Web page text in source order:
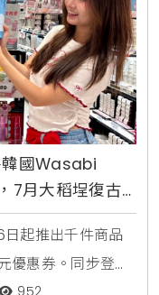
韓國Wasabi
7月大稻埕復古
起推出千件商品
惠券。同步登場
952